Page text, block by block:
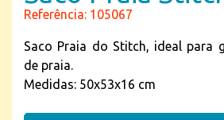
Referência: 105067
Saco Praia do Stitch, ideal para
de praia.
Medidas: 50x53x16 cm